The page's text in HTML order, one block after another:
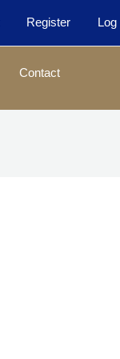
Register Log
Contact